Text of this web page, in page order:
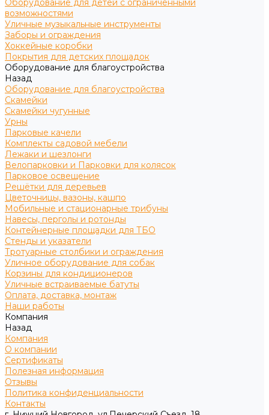
возможностями
Уличные музыкальные инструменты
Заборы и ограждения
Хоккейные коробки
Покрытия для детских площадок
Оборудование для благоустройства
Назад
Оборудование для благоустройства
Скамейки
Скамейки чугунные
Урны
Парковые качели
Комплекты садовой мебели
Лежаки и шезлонги
Велопарковки и Парковки для колясок
Парковое освещение
Решётки для деревьев
Цветочницы, вазоны, кашпо
Мобильные и стационарные трибуны
Навесы, перголы и ротонды
Контейнерные площадки для ТБО
Стенды и указатели
Тротуарные столбики и ограждения
Уличное оборудование для собак
Корзины для кондиционеров
Уличные встраиваемые батуты
Оплата, доставка, монтаж
Наши работы
Компания
Назад
Компания
О компании
Сертификаты
Полезная информация
Отзывы
Политика конфиденциальности
Контакты